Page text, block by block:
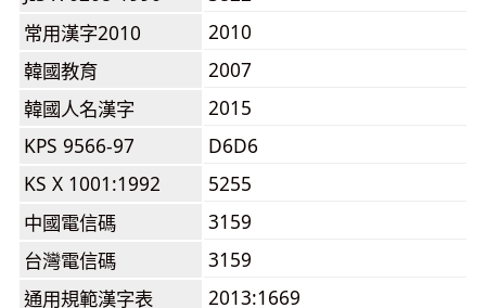
常用漢字2010
2010
韓國教育
2007
韓國人名漢字
2015
KPS 9566-97
D6D6
KS X 1001:1992
5255
中國電信碼
3159
台灣電信碼
3159
通用規範漢字表
2013:1669